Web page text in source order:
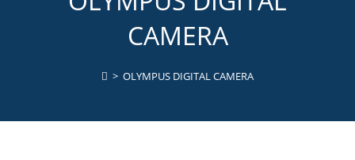
CAMERA
> OLYMPUS DIGITAL CAMERA